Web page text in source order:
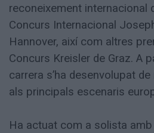
reconeixement internacional
Concurs Internacional
Hannover, així com altres
Concurs Kreisler de Graz. A
carrera s’ha desenvolupat
als principals escenaris
Ha actuat com a solista